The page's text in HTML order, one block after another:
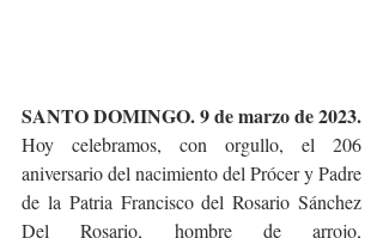
Hoy celebramos, con orgullo, el 206
aniversario del nacimiento del Prócer y Padre
de la Patria Francisco del Rosario Sánchez
Del Rosario, hombre de arrojo,